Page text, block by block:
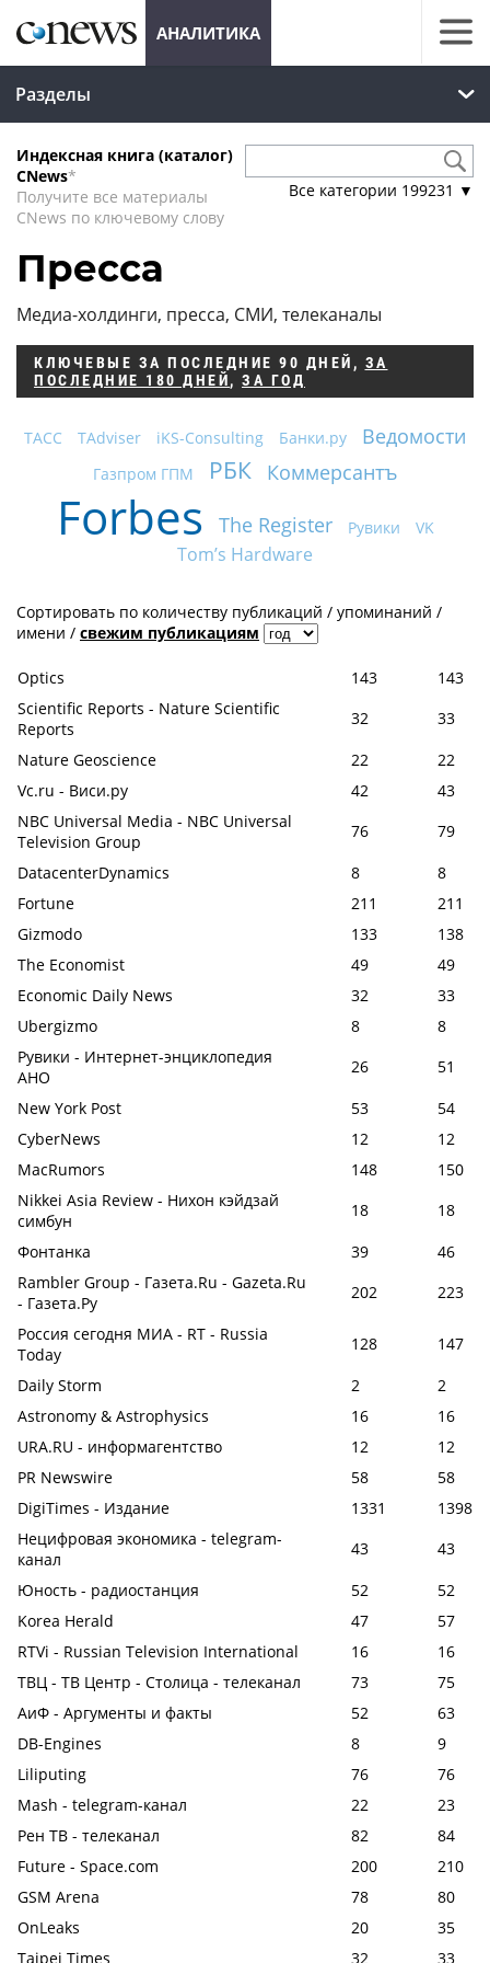
АНАЛИТИКА
Разделы
Индексная книга (каталог)
CNews*
Получите все материалы
CNews по ключевому слову
Все категории 199231 ▼
Пресса
Медиа-холдинги, пресса, СМИ, телеканалы
КЛЮЧЕВЫЕ ЗА ПОСЛЕДНИЕ 90 ДНЕЙ , ЗА
ПОСЛЕДНИЕ 180 ДНЕЙ, ЗА ГОД
ТАСС TAdviser iKS-Consulting Банки.ру Ведомости
Газпром ГПМ РБК Коммерсантъ
Forbes The Register Рувики VK
Tom’s Hardware
Сортировать по количеству публикаций / упоминаний /
имени / свежим публикациям
Optics 143
143
Scientific Reports - Nature Scientific
Reports
32
33
Nature Geoscience
22
22
Vc.ru - Виси.ру
42
43
NBC Universal Media - NBC Universal
Television Group
76
79
DatacenterDynamics
8
8
Fortune
211
211
Gizmodo
133
138
The Economist
49
49
Economic Daily News
32
33
Ubergizmo
8
8
Рувики - Интернет-энциклопедия
АНО
26
51
New York Post
53
54
CyberNews
12
12
MacRumors
148
150
Nikkei Asia Review - Нихон кэйдзай
симбун
18
18
Фонтанка
39
46
Rambler Group - Газета.Ru - Gazeta.Ru
- Газета.Ру
202
223
Россия сегодня МИА - RT - Russia
Today
128
147
Daily Storm
2
2
Astronomy & Astrophysics
16
16
URA.RU - информагентство
12
12
PR Newswire
58
58
DigiTimes - Издание
1331
1398
Нецифровая экономика - telegram-
канал
43
43
Юность - радиостанция
52
52
Korea Herald
47
57
RTVi - Russian Television International
16
16
ТВЦ - ТВ Центр - Столица - телеканал
73
75
АиФ - Аргументы и факты
52
63
DB-Engines
8
9
Liliputing
76
76
Mash - telegram-канал
22
23
Рен ТВ - телеканал
82
84
Future - Space.com
200
210
GSM Arena
78
80
OnLeaks
20
35
Taipei Times
32 33